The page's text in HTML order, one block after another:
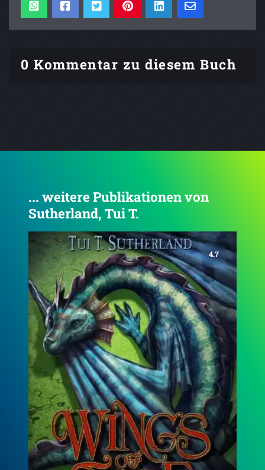
0 Kommentar zu diesem Buch
... weitere Publikationen von
Sutherland, Tui T.
4.7